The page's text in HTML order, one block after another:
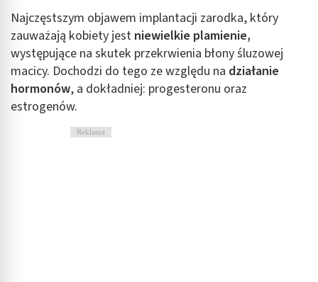
Najczęstszym objawem implantacji zarodka, który
zauważają kobiety jest niewielkie plamienie,
występujące na skutek przekrwienia błony śluzowej
macicy. Dochodzi do tego ze względu na działanie
hormonów, a dokładniej: progesteronu oraz
estrogenów.
Reklama